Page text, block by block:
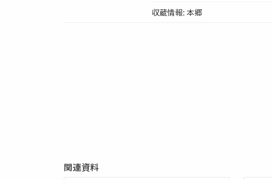
収蔵情報: 本郷
関連資料